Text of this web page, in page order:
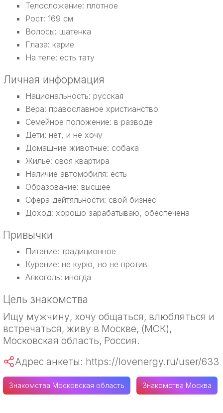
Телосложение: плотное
Рост: 169 см
Волосы: шатенка
Глаза: карие
На теле: есть тату
Личная информация
Национальность: русская
Вера: православное христианство
Семейное положение: в разводе
Дети: нет, и не хочу
Домашние животные: собака
Жильё: своя квартира
Наличие автомобиля: есть
Образование: высшее
Сфера дейтяльности: свой бизнес
Доход: хорошо зарабатываю, обеспечена
Привычки
Питание: традиционное
Курение: не курю, но не против
Алкоголь: иногда
Цель знакомства
Ищу мужчину, хочу общаться, влюбляться и
встречаться, живу в Москве, (МСК),
Московская область, Россия.
Адрес анкеты: https://lovenergy.ru/user/633
Знакомства Московская область Знакомства Москва